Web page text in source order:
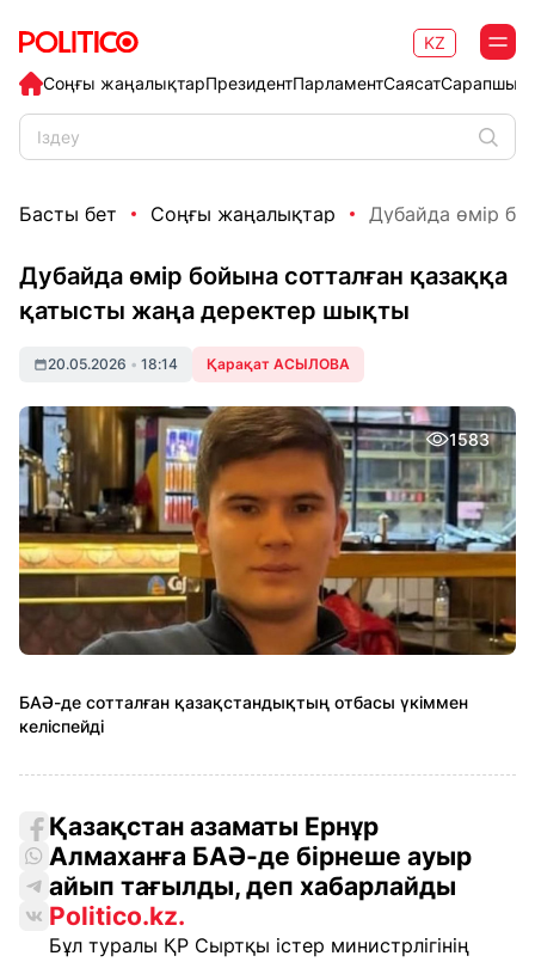
Соңғы жаңалықтарПрезидентПарламентСаясат
KZ
Басты бет Соңғы жаңалықтар Дубайда өмір
Дубайда өмір бойына сотталған қазаққа
қатысты жаңа деректер шықты
20.05.2026 • 18:14 Қарақат АСЫЛОВА
1583
БАӘ-де сотталған қазақстандықтың отбасы үкіммен
келіспейді
Қазақстан азаматы Ернұр
Алмаханға БАӘ-де бірнеше ауыр
айып тағылды, деп хабарлайды
Politico.kz.
Бұл туралы ҚР Сыртқы істер министрлігінің